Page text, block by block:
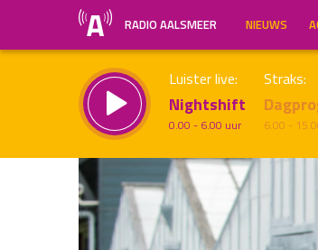
RADIO AALSMEER NIEUWS
Luister live:
Nightshift
0.00 - 6.00 uur
Straks:
6.00 -